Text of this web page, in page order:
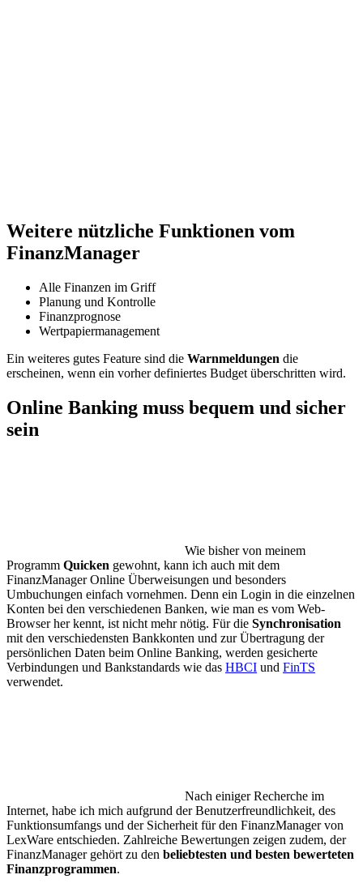
Weitere nützliche Funktionen vom
FinanzManager
Alle Finanzen im Griff
Planung und Kontrolle
Finanzprognose
Wertpapiermanagement
Ein weiteres gutes Feature sind die Warnmeldungen die
erscheinen, wenn ein vorher definiertes Budget überschritten wird.
Online Banking muss bequem und sicher
sein
Wie bisher von meinem
Programm Quicken gewohnt, kann ich auch mit dem
FinanzManager Online Überweisungen und besonders
Umbuchungen einfach vornehmen. Denn ein Login in die einzelnen
Konten bei den verschiedenen Banken, wie man es vom Web-
Browser her kennt, ist nicht mehr nötig. Für die Synchronisation
mit den verschiedensten Bankkonten und zur Übertragung der
persönlichen Daten beim Online Banking, werden gesicherte
Verbindungen und Bankstandards wie das HBCI und FinTS
verwendet.
Nach einiger Recherche im
Internet, habe ich mich aufgrund der Benutzerfreundlichkeit, des
Funktionsumfangs und der Sicherheit für den FinanzManager von
LexWare entschieden. Zahlreiche Bewertungen zeigen zudem, der
FinanzManager gehört zu den beliebtesten und besten bewerteten
Finanzprogrammen.